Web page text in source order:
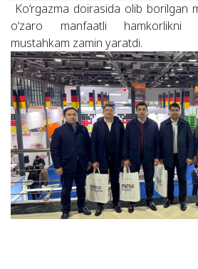
Ko‘rgazma doirasida olib borilgan
o‘zaro manfaatli hamkorlikni
mustahkam zamin yaratdi.